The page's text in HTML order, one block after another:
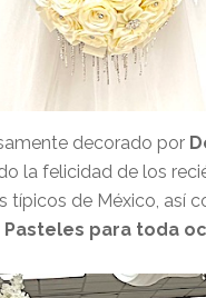
decorado por
la felicidad de los
típicos de México, así
para toda